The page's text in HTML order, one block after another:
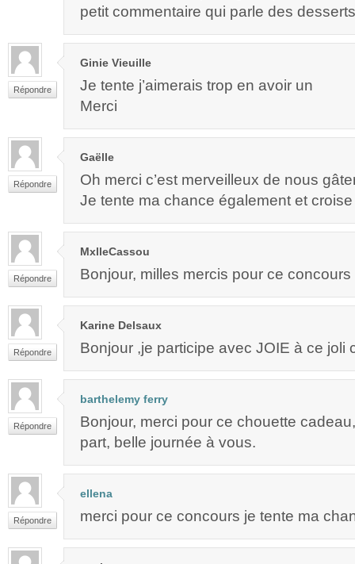
petit commentaire qui parle des
Répondre
Ginie Vieuille
Je tente j’aimerais trop en avoir un
Merci
Répondre
Gaëlle
Oh merci c’est merveilleux de nous
Je tente ma chance également et
Répondre
MxlleCassou
Bonjour, milles mercis pour ce
Répondre
Karine Delsaux
Bonjour ,je participe avec JOIE à ce joli
Répondre
barthelemy ferry
Bonjour, merci pour ce chouette
part, belle journée à vous.
Répondre
ellena
merci pour ce concours je tente ma